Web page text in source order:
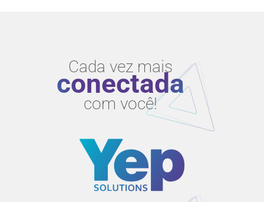
Cada vez mais
conectada
com você!